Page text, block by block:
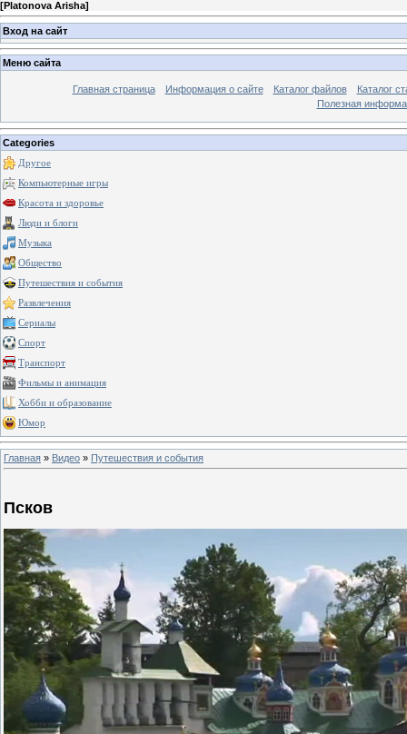
[Platonova Arisha]
Вход на сайт
Меню сайта
Главная страница Информация о сайте Каталог файлов
Каталог
Полезная
Categories
Другое
Компьютерные игры
Красота и здоровье
Люди и блоги
Музыка
Общество
Путешествия и события
Развлечения
Сериалы
Спорт
Транспорт
Фильмы и анимация
Хобби и образование
Юмор
Главная » Видео » Путешествия и события
Псков